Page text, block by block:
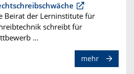
Beirat der Lerninstitute für
schreibt für
…
mehr